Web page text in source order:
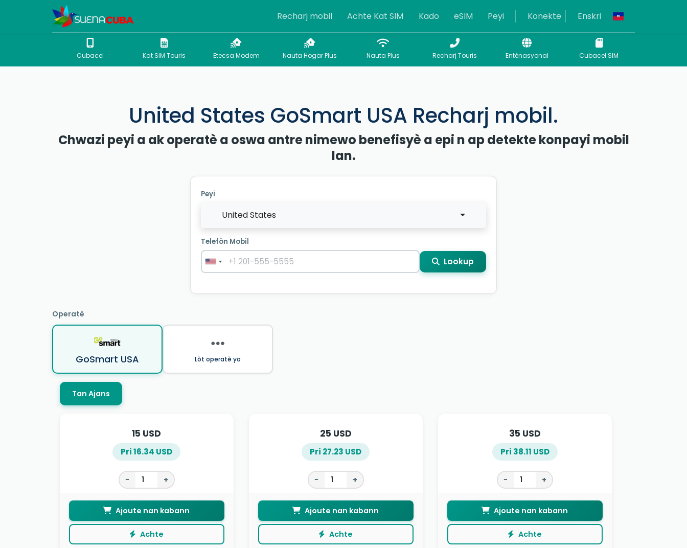
Recharj mobil Achte Kat SIM Kado eSIM Peyi Konekte Enskri
Cubacel Kat SIM Touris Etecsa Modem Nauta Hogar Plus Nauta Plus Recharj Touris Entènasyonal Cubacel SIM
United States GoSmart USA Recharj mobil.
Chwazi peyi a ak operatè a oswa antre nimewo benefisyè a epi n ap detekte konpayi mobil
lan.
Peyi
United States
Telefòn Mobil
Lookup
Operatè
GoSmart USA Lòt operatè yo
Tan Ajans
15 USD
Pri 16.34 USD
− +
Ajoute nan kabann
Achte
25 USD
Pri 27.23 USD
− +
Ajoute nan kabann
Achte
35 USD
Pri 38.11 USD
− +
Ajoute nan kabann
Achte